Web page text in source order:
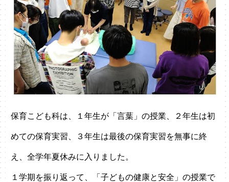
保育こども科は、１年生が「言葉」の授業、２年生は初
めての保育実習、３年生は最後の保育実習を無事に終
え、全学年夏休みに入りました。
１学期を振り返って、「子どもの健康と安全」の授業で